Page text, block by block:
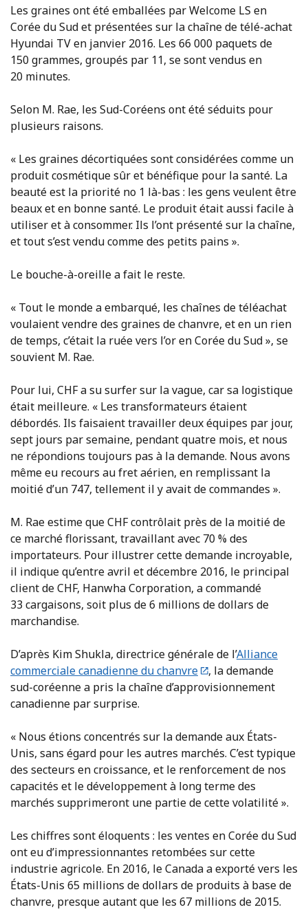
Les graines ont été emballées par Welcome LS en
Corée du Sud et présentées sur la chaîne de télé-achat
Hyundai TV en janvier 2016. Les 66 000 paquets de
150 grammes, groupés par 11, se sont vendus en
20 minutes.
Selon M. Rae, les Sud-Coréens ont été séduits pour
plusieurs raisons.
« Les graines décortiquées sont considérées comme un
produit cosmétique sûr et bénéfique pour la santé. La
beauté est la priorité no 1 là-bas : les gens veulent être
beaux et en bonne santé. Le produit était aussi facile à
utiliser et à consommer. Ils l’ont présenté sur la chaîne,
et tout s’est vendu comme des petits pains ».
Le bouche-à-oreille a fait le reste.
« Tout le monde a embarqué, les chaînes de téléachat
voulaient vendre des graines de chanvre, et en un rien
de temps, c’était la ruée vers l’or en Corée du Sud », se
souvient M. Rae.
Pour lui, CHF a su surfer sur la vague, car sa logistique
était meilleure. « Les transformateurs étaient
débordés. Ils faisaient travailler deux équipes par jour,
sept jours par semaine, pendant quatre mois, et nous
ne répondions toujours pas à la demande. Nous avons
même eu recours au fret aérien, en remplissant la
moitié d’un 747, tellement il y avait de commandes ».
M. Rae estime que CHF contrôlait près de la moitié de
ce marché florissant, travaillant avec 70 % des
importateurs. Pour illustrer cette demande incroyable,
il indique qu’entre avril et décembre 2016, le principal
client de CHF, Hanwha Corporation, a commandé
33 cargaisons, soit plus de 6 millions de dollars de
marchandise.
D’après Kim Shukla, directrice générale de l’Alliance
commerciale canadienne du chanvre
, la demande
sud-coréenne a pris la chaîne d’approvisionnement
canadienne par surprise.
« Nous étions concentrés sur la demande aux États-
Unis, sans égard pour les autres marchés. C’est typique
des secteurs en croissance, et le renforcement de nos
capacités et le développement à long terme des
marchés supprimeront une partie de cette volatilité ».
Les chiffres sont éloquents : les ventes en Corée du Sud
ont eu d’impressionnantes retombées sur cette
industrie agricole. En 2016, le Canada a exporté vers les
États-Unis 65 millions de dollars de produits à base de
chanvre, presque autant que les 67 millions de 2015.